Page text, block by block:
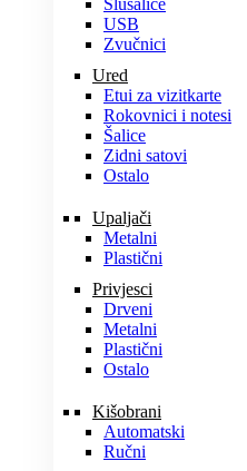
Slušalice
USB
Zvučnici
Ured
Etui za vizitkarte
Rokovnici i notesi
Šalice
Zidni satovi
Ostalo
Upaljači
Metalni
Plastični
Privjesci
Drveni
Metalni
Plastični
Ostalo
Kišobrani
Automatski
Ručni